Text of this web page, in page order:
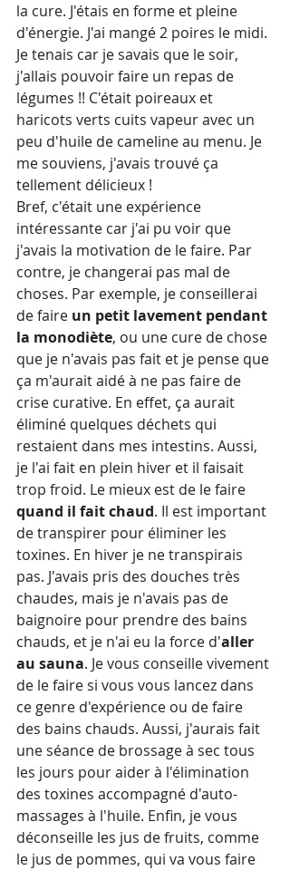
la cure. J'étais en forme et pleine
d'énergie. J'ai mangé 2 poires le midi.
Je tenais car je savais que le soir,
j'allais pouvoir faire un repas de
légumes !! C'était poireaux et
haricots verts cuits vapeur avec un
peu d'huile de cameline au menu. Je
me souviens, j'avais trouvé ça
tellement délicieux !
Bref, c'était une expérience
intéressante car j'ai pu voir que
j'avais la motivation de le faire. Par
contre, je changerai pas mal de
choses. Par exemple, je conseillerai
de faire un petit lavement pendant
la monodiète, ou une cure de chose
que je n'avais pas fait et je pense que
ça m'aurait aidé à ne pas faire de
crise curative. En effet, ça aurait
éliminé quelques déchets qui
restaient dans mes intestins. Aussi,
je l'ai fait en plein hiver et il faisait
trop froid. Le mieux est de le faire
quand il fait chaud. Il est important
de transpirer pour éliminer les
toxines. En hiver je ne transpirais
pas. J'avais pris des douches très
chaudes, mais je n'avais pas de
baignoire pour prendre des bains
chauds, et je n'ai eu la force d'aller
au sauna. Je vous conseille vivement
de le faire si vous vous lancez dans
ce genre d'expérience ou de faire
des bains chauds. Aussi, j'aurais fait
une séance de brossage à sec tous
les jours pour aider à l'élimination
des toxines accompagné d'auto-
massages à l'huile. Enfin, je vous
déconseille les jus de fruits, comme
le jus de pommes, qui va vous faire